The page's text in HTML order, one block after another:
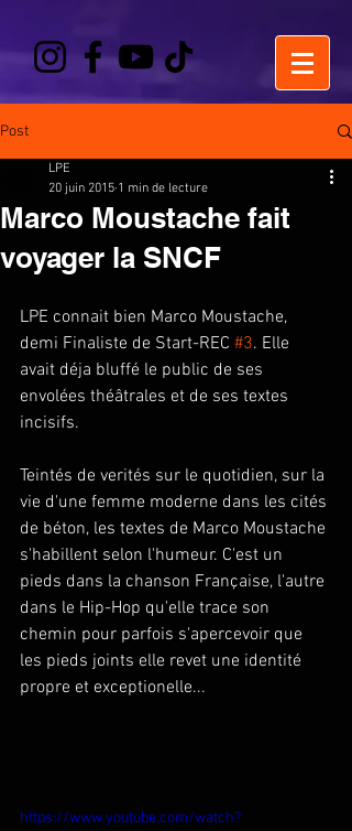
Post
Marco Moustache fait
voyager la SNCF
LPE
20 juin 2015 1 min de lecture
LPE connait bien Marco Moustache,
demi Finaliste de Start-REC #3. Elle
avait déja bluffé le public de ses
envolées théâtrales et de ses textes
incisifs.
Teintés de verités sur le quotidien, sur la
vie d'une femme moderne dans les cités
de béton, les textes de Marco Moustache
s'habillent selon l'humeur. C'est un
pieds dans la chanson Française, l'autre
dans le Hip-Hop qu'elle trace son
chemin pour parfois s'apercevoir que
les pieds joints elle revet une identité
propre et exceptionelle...
https://www.youtube.com/watch?